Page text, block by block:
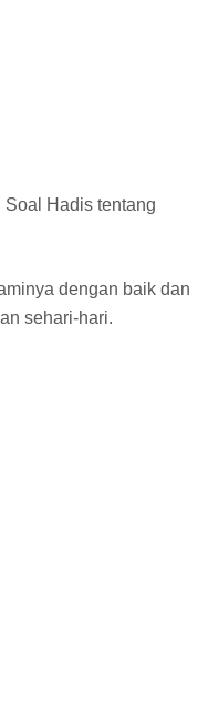
Hadis tentang
dengan baik dan
sehari-hari.